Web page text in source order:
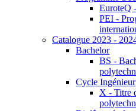
EuroteQ
PEI -
Catalogue 2023 -
Bachelor
BS -
Cycle Ingénieur
X - Titre